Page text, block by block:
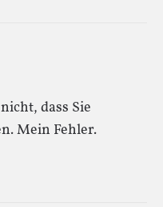
dass Sie
Mein Fehler.